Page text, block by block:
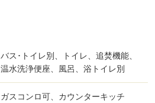
バス･トイレ別、トイレ、追焚機能、
温水洗浄便座、風呂、浴トイレ別
ガスコンロ可、カウンターキッチ